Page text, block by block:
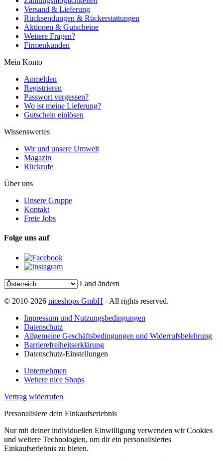
Versand & Lieferung
Rücksendungen & Rückerstattungen
Aktionen & Gutscheine
Weitere Fragen?
Firmenkunden
Mein Konto
Anmelden
Registrieren
Passwort vergessen?
Wo ist meine Lieferung?
Gutschein einlösen
Wissenswertes
Wir und unsere Umwelt
Magazin
Rückrufe
Über uns
Unsere Gruppe
Kontakt
Freie Jobs
Folge uns auf
Land ändern
© 2010-2026 niceshops GmbH - All rights reserved.
Impressum und Nutzungsbedingungen
Datenschutz
Allgemeine Geschäftsbedingungen und Widerrufsbelehrung
Barrierefreiheitserklärung
Datenschutz-Einstellungen
Unternehmen
Weitere nice Shops
Vertrag widerrufen
Personalisiere dein Einkaufserlebnis
Nur mit deiner individuellen Einwilligung verwenden wir Cookies
und weitere Technologien, um dir ein personalisiertes
Einkaufserlebnis zu bieten.